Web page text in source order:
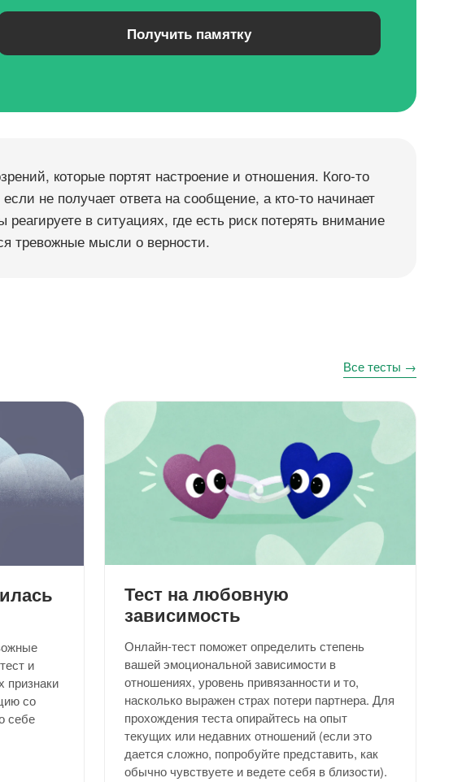
Получить памятку
которые портят настроение и отношения. Кого-то
не получает ответа на сообщение, а кто-то начинает
в ситуациях, где есть риск потерять внимание
тревожные мысли о верности.
Все тесты →
и
признаки
со
себе
Тест на любовную
зависимость
Онлайн-тест поможет определить степень
вашей эмоциональной зависимости в
отношениях, уровень привязанности и то,
насколько выражен страх потери партнера. Для
прохождения теста опирайтесь на опыт
текущих или недавних отношений (если это
дается сложно, попробуйте представить, как
обычно чувствуете и ведете себя в близости).